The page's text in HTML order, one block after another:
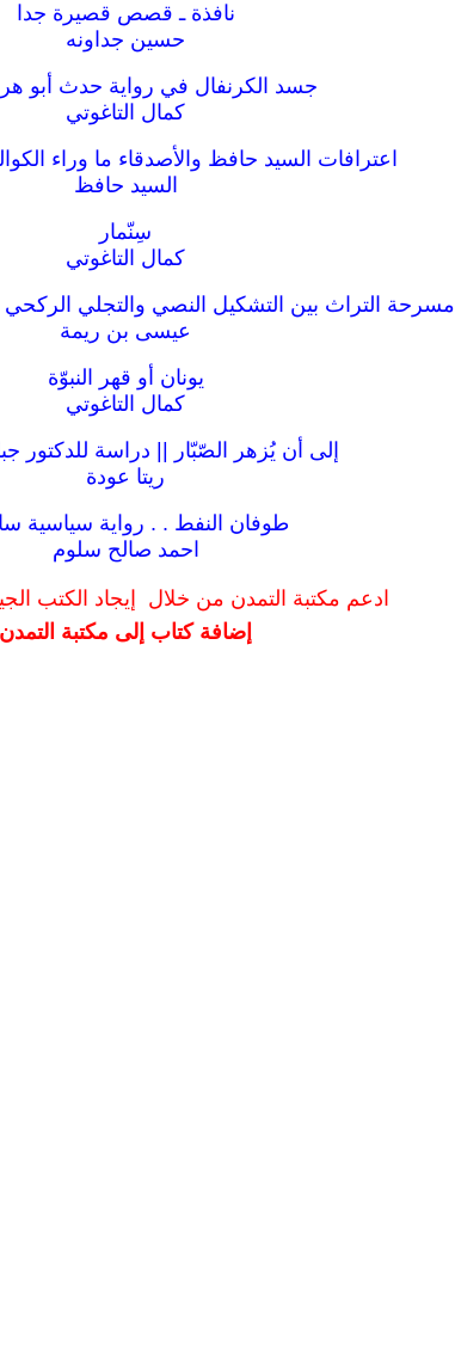
نافذة ـ قصص قصيرة جدا
حسين جداونه
جسد الكرنفال في رواية حدث أبو
كمال التاغوتي
اعترافات السيد حافظ والأصدقاء ما وراء
السيد حافظ
سِنّمار
كمال التاغوتي
مسرحة التراث بين التشكيل النصي والتجلي
عيسى بن ريمة
يونان أو قهر النبوّة
كمال التاغوتي
إلى أن يُزهر الصّبّار || دراسة للدكتور
ريتا عودة
طوفان النفط . . رواية سياسية
احمد صالح سلوم
ادعم مكتبة التمدن من خلال إيجاد الكتب
إضافة كتاب إلى مكتبة التمدن